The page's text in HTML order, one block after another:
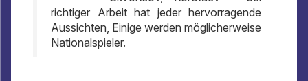
richtiger Arbeit hat jeder hervorragende
Aussichten, Einige werden möglicherweise
Nationalspieler.